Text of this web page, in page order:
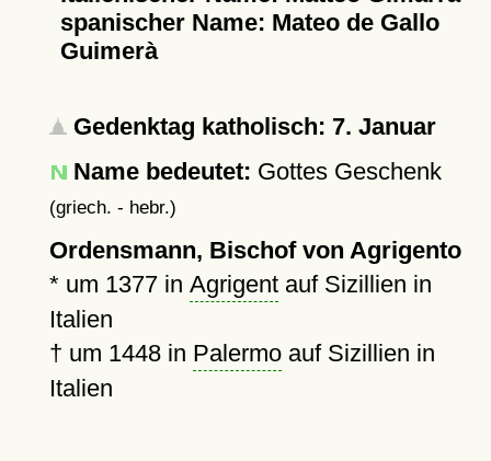
spanischer Name: Mateo de Gallo
Guimerà
Gedenktag katholisch: 7. Januar
Name bedeutet: Gottes Geschenk
(griech. - hebr.)
Ordensmann, Bischof von Agrigento
* um 1377in Agrigentauf Sizillien in
Italien
† um 1448in Palermoauf Sizillien in
Italien